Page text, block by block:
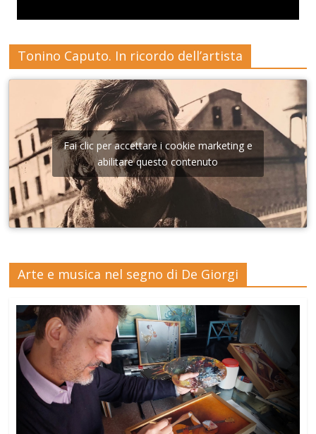
Tonino Caputo. In ricordo dell’artista
Fai clic per accettare i cookie marketing e
abilitare questo contenuto
Arte e musica nel segno di De Giorgi